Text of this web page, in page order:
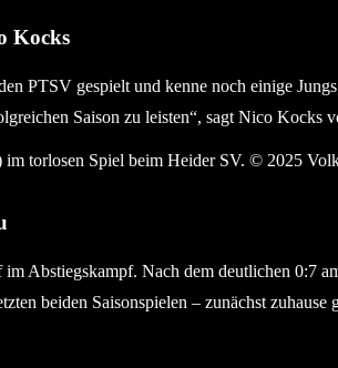
Kocks
PTSV gespielt und kenne noch einige
Saison zu leisten“, sagt Nico Kocks
Abstiegskampf. Nach dem deutlichen 0:7
beiden Saisonspielen – zunächst